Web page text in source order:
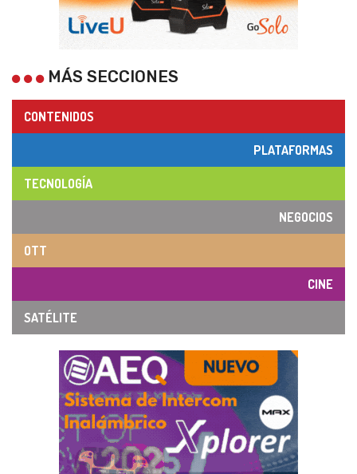
MÁS SECCIONES
CONTENIDOS
PLATAFORMAS
TECNOLOGÍA
NEGOCIOS
OTT
CINE
SATÉLITE